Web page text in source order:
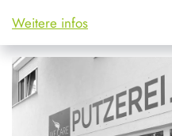
Weitere infos